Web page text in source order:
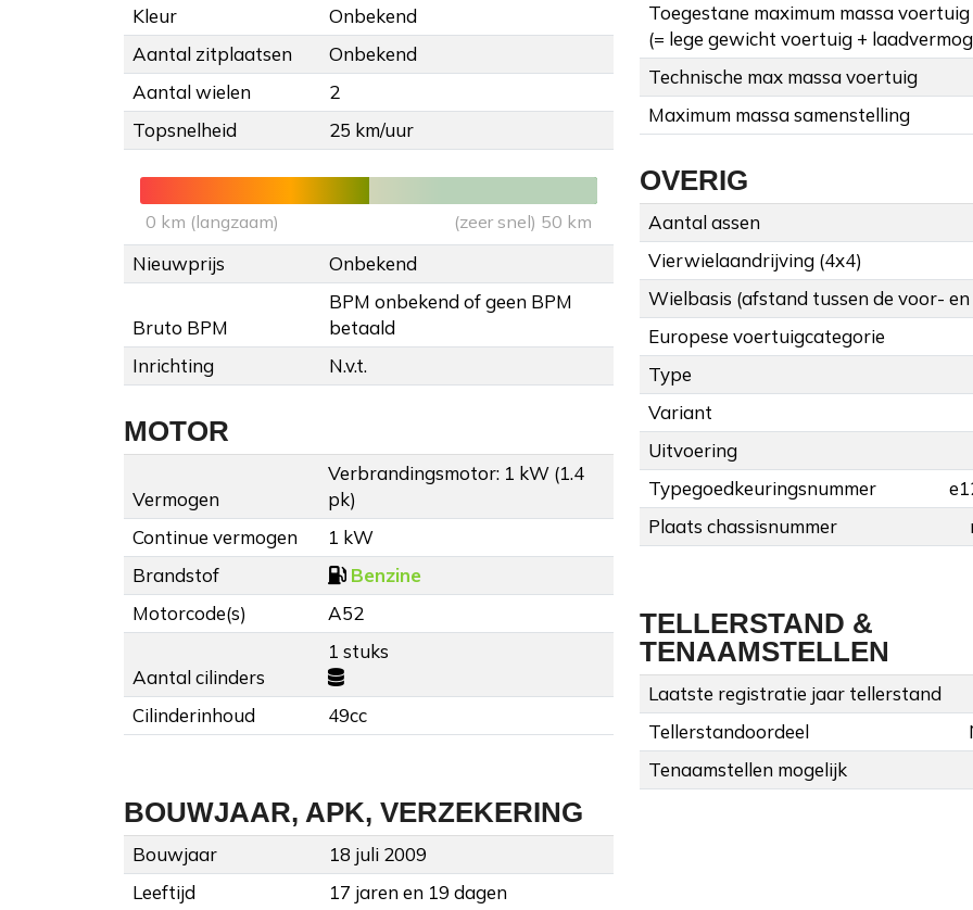
Kleur
Onbekend
Aantal zitplaatsen
Onbekend
Aantal wielen
2
Topsnelheid
25 km/uur
0 km (langzaam) (zeer snel) 50 km
Nieuwprijs Onbekend
Bruto BPM
BPM onbekend of geen BPM
betaald
Inrichting
N.v.t.
MOTOR
Vermogen
Verbrandingsmotor: 1 kW (1.4
pk)
Continue vermogen
1 kW
Brandstof
Benzine
Motorcode(s)
A52
Aantal cilinders
1 stuks
Cilinderinhoud 49cc
BOUWJAAR, APK, VERZEKERING
Bouwjaar
18 juli 2009
Leeftijd
17 jaren en 19 dagen
Toegestane maximum massa voertuig
(= lege gewicht voertuig +
Technische max massa voertuig
Maximum massa samenstelling
OVERIG
Aantal assen
Vierwielaandrijving (4x4)
Wielbasis (afstand tussen de voor-
Europese voertuigcategorie
Type
Variant
Uitvoering
Typegoedkeuringsnummer
Plaats chassisnummer
TELLERSTAND &
TENAAMSTELLEN
Laatste registratie jaar tellerstand
Tellerstandoordeel
Tenaamstellen mogelijk